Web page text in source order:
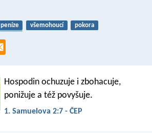
peníze všemohoucí
pokora
Hospodin ochuzuje i zbohacuje,
ponižuje a též povyšuje.
1. Samuelova 2:7 - ČEP